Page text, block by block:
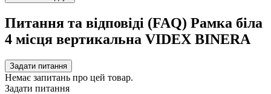
Питання та відповіді (FAQ) Рамка біла
4 місця вертикальна VIDEX BINERA
Задати питання
Немає запитань про цей товар.
Задати питання